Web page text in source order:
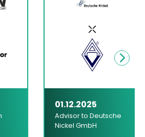
01.12.2025
Advisor to Deutsche
Nickel GmbH